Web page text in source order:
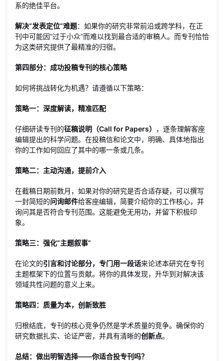
系的绝佳平台。
解决“发表定位”难题：如果你的研究非常前沿或跨学科，在正
刊中可能因“过于小众”而难以找到最合适的审稿人。而专刊恰恰
为这类研究提供了最精准的归宿。
第四部分：成功投稿专刊的核心策略
如何将挑战转化为机遇？请遵循以下策略：
策略一：深度解读，精准匹配
仔细研读专刊的征稿说明（Call for Papers）
，逐条理解客座
编辑提出的科学问题。在投稿信和论文中，明确、具体地指出
你的工作如何回应了其中的哪一条或几条。
策略二：主动沟通，提前介入
在截稿日期前数月，如果对你的研究是否合适存疑，可以撰写
一封简短的问询邮件给客座编辑，简要介绍你的工作核心，并
询问其是否符合专刊范围。这能避免无用功，并留下积极印
象。
策略三：强化“主题叙事”
在论文的引言和讨论部分，专门用一段话来论述本研究在专刊
主题框架下的位置与贡献。将你的具体发现，升华到对解决该
领域共性问题的意义上来。
策略四：质量为本，创新致胜
归根结底，专刊的核心竞争仍然是学术质量的竞争。确保你的
研究数据扎实、论证严密，并具有清晰的创新点。
总结：做出明智选择——你适合投专刊吗？